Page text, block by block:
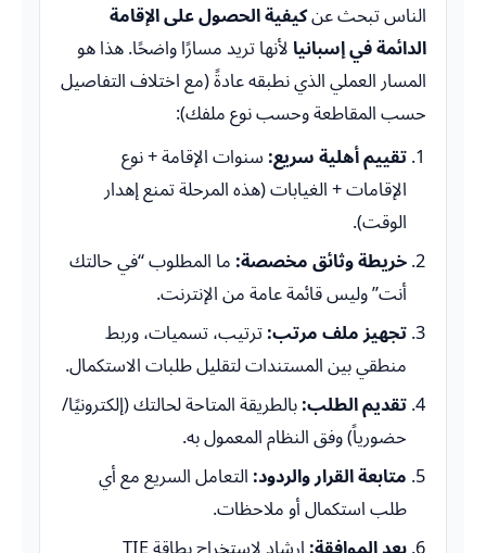
الناس تبحث عنكيفية الحصول على الإقامة
الدائمة في إسبانيا لأنها تريد مسارًا واضحًا. هذا هو
المسار العملي الذي نطبقه عادةً (مع اختلاف التفاصيل
حسب المقاطعة وحسب نوع ملفك):
تقييم أهلية سريع: سنوات الإقامة + نوع
الإقامات + الغيابات (هذه المرحلة تمنع إهدار
الوقت).
خريطة وثائق مخصصة: ما المطلوب “في حالتك
أنت” وليس قائمة عامة من الإنترنت.
تجهيز ملف مرتب: ترتيب، تسميات، وربط
منطقي بين المستندات لتقليل طلبات الاستكمال.
تقديم الطلب: بالطريقة المتاحة لحالتك (إلكترونيًا/
حضورياً) وفق النظام المعمول به.
متابعة القرار والردود: التعامل السريع مع أي
طلب استكمال أو ملاحظات.
بعد الموافقة:
إرشاد لاستخراج بطاقة TIE